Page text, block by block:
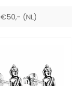
(NL)